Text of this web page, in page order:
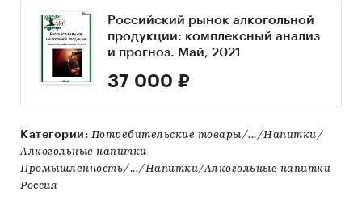
Российский рынок алкогольной
продукции: комплексный анализ
и прогноз. Май, 2021
37 000 ₽
Категории: Потребительские товары/.../Напитки/
Алкогольные напитки
Промышленность/.../Напитки/Алкогольные напитки
Россия